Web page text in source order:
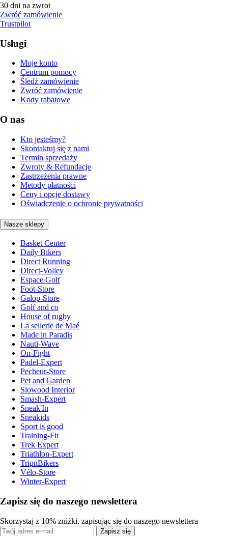
30 dni na zwrot
Zwróć zamówienie
Trustpilot
Usługi
Moje konto
Centrum pomocy
Śledź zamówienie
Zwróć zamówienie
Kody rabatowe
O nas
Kto jesteśmy?
Skontaktuj się z nami
Termin sprzedaży
Zwroty & Refundacje
Zastrzeżenia prawne
Metody płatności
Ceny i opcje dostawy
Oświadczenie o ochronie prywatności
Nasze sklepy
Basket Center
Daily Bikers
Direct Running
Direct-Volley
Espace Golf
Foot-Store
Galop-Store
Golf and co
House of rugby
La sellerie de Maé
Made in Paradis
Nauti-Wave
On-Fight
Padel-Expert
Pecheur-Store
Pet and Garden
Slowood Interior
Smash-Expert
Sneak'In
Sneakids
Sport is good
Training-Fit
Trek Expert
Triathlon-Expert
TripnBikers
Vélo-Store
Winter-Expert
Zapisz się do naszego newslettera
Skorzystaj z 10% zniżki, zapisując się do naszego newslettera
Zapisz się